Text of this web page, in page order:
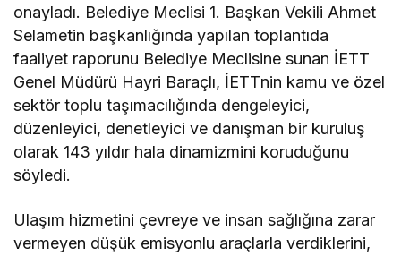
onayladı. Belediye Meclisi 1. Başkan Vekili Ahmet
Selametin başkanlığında yapılan toplantıda
faaliyet raporunu Belediye Meclisine sunan İETT
Genel Müdürü Hayri Baraçlı, İETTnin kamu ve özel
sektör toplu taşımacılığında dengeleyici,
düzenleyici, denetleyici ve danışman bir kuruluş
olarak 143 yıldır hala dinamizmini koruduğunu
söyledi.
Ulaşım hizmetini çevreye ve insan sağlığına zarar
vermeyen düşük emisyonlu araçlarla verdiklerini,